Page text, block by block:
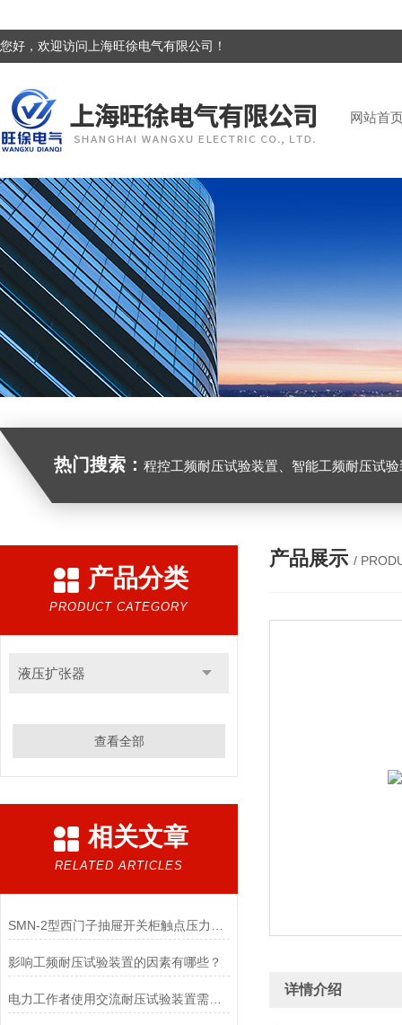
您好，欢迎访问上海旺徐电气有限公司！
网站首
热门搜索： 程控工频耐压试验装置、智能工频耐压试验装置、工频耐压试验装置、工频耐压试验仪、工频耐压试验台、高压耐压试
产品分类
PRODUCT CATEGORY
液压扩张器
查看全部
相关文章
RELATED ARTICLES
影响工频耐压试验装置的因素有哪些？
电力工作者使用交流耐压试验装置需注意的事项
产品展示 /
详情介绍